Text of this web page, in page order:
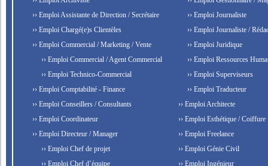
›› Emploi Assistante de Direction / Secrétaire
›› Emploi Chargé(e)s Clientèles
›› Emploi Commercial / Marketing / Vente
›› Emploi Commercial / Agent Commercial
›› Emploi Technico-Commercial
›› Emploi Comptabilité - Finance
›› Emploi Conseillers / Consultants
›› Emploi Coordinateur
›› Emploi Directeur / Manager
›› Emploi Chef de projet
›› Emploi Chef d’équipe
›› Emploi Journaliste
›› Emploi Journaliste /
›› Emploi Juridique
›› Emploi Ressources
›› Emploi Superviseurs
›› Emploi Traducteur
›› Emploi Architecte
›› Emploi Esthétique / Coiffure
›› Emploi Freelance
›› Emploi Génie Civil
›› Emploi Ingénieur